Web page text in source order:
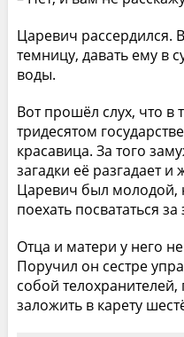
Царевич рассердился.
темницу, давать ему в
воды.
Вот прошёл слух, что в
тридесятом
красавица. За того
загадки её разгадает
Царевич был
поехать посвататься за
Отца и матери у него
Поручил он сестре
собой
заложить в карету